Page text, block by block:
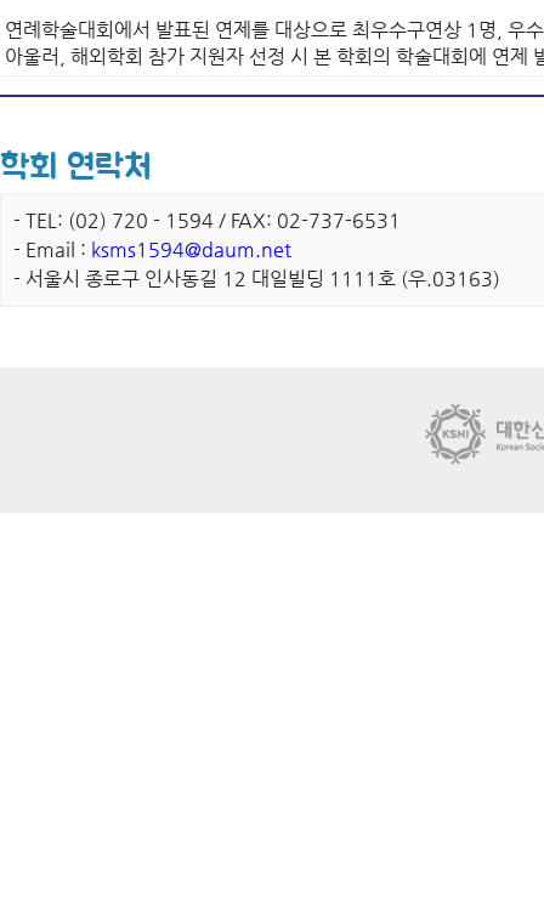
연례학술대회에서 발표된 연제를 대상으로 최우수구연상 1명, 우
아울러, 해외학회 참가 지원자 선정 시 본 학회의 학술대회에 연
학회 연락처
- TEL: (02) 720 - 1594 / FAX: 02-737-6531
- Email : ksms1594@daum.net
- 서울시 종로구 인사동길 12 대일빌딩 1111호 (우.03163)